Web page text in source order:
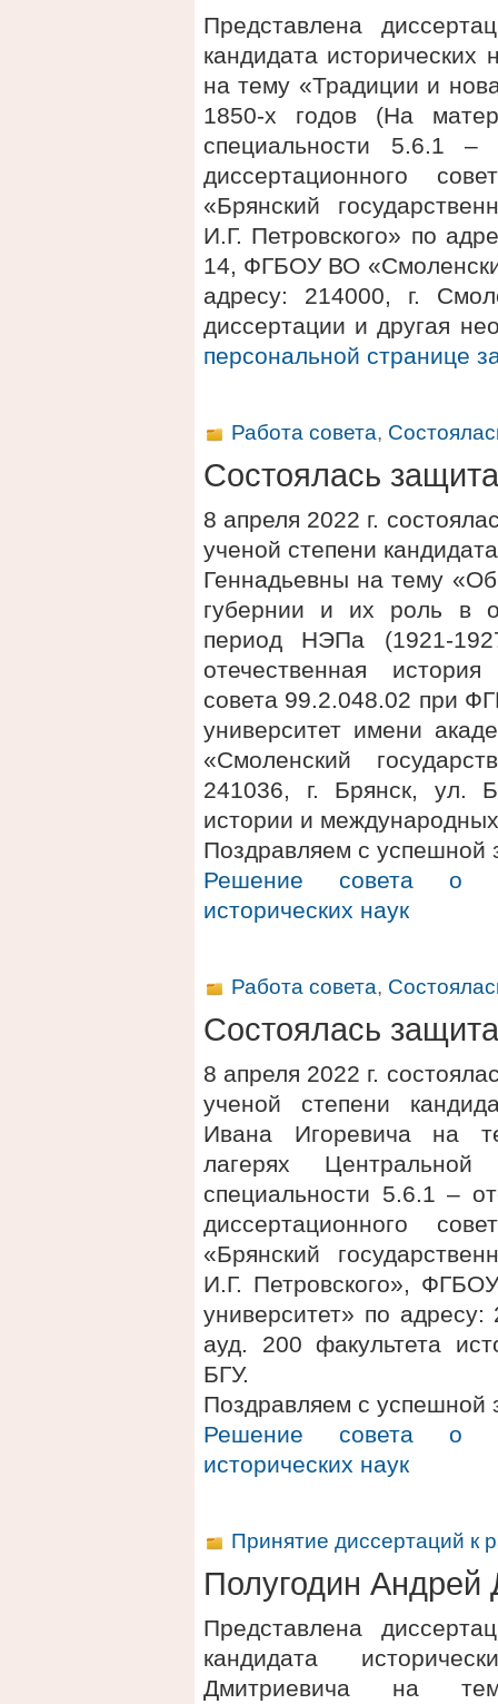
Представлена
кандидата
на тему «Традиции и
1850-х годов (На
специальности 5.6.1 –
диссертационного
«Брянский
И.Г. Петровского» по
14, ФГБОУ ВО
адресу: 214000, г.
диссертации и другая
персональной странице
Работа совета,
Состоялась защита
8 апреля 2022 г.
ученой степени
Геннадьевны на тему
губернии и их роль в
период НЭПа (1921-
отечественная
совета 99.2.048.02 при
университет имени
«Смоленский
241036, г. Брянск, ул.
истории и
Поздравляем с успешной
Решение совета о
исторических наук
Работа совета,
Состоялась защита
8 апреля 2022 г.
ученой степени
Ивана Игоревича на
лагерях
специальности 5.6.1 –
диссертационного
«Брянский
И.Г. Петровского»,
университет» по
ауд. 200 факультета
БГУ.
Поздравляем с успешной
Решение совета о
исторических наук
Принятие диссертаций к
Полугодин Андрей
Представлена
кандидата
Дмитриевича на